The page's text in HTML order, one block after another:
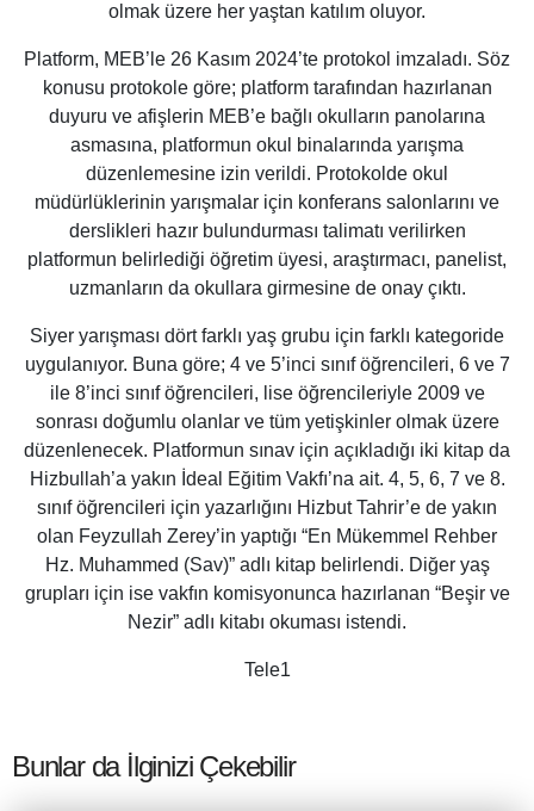
olmak üzere her yaştan katılım oluyor.
Platform, MEB’le 26 Kasım 2024’te protokol imzaladı. Söz
konusu protokole göre; platform tarafından hazırlanan
duyuru ve afişlerin MEB’e bağlı okulların panolarına
asmasına, platformun okul binalarında yarışma
düzenlemesine izin verildi. Protokolde okul
müdürlüklerinin yarışmalar için konferans salonlarını ve
derslikleri hazır bulundurması talimatı verilirken
platformun belirlediği öğretim üyesi, araştırmacı, panelist,
uzmanların da okullara girmesine de onay çıktı.
Siyer yarışması dört farklı yaş grubu için farklı kategoride
uygulanıyor. Buna göre; 4 ve 5’inci sınıf öğrencileri, 6 ve 7
ile 8’inci sınıf öğrencileri, lise öğrencileriyle 2009 ve
sonrası doğumlu olanlar ve tüm yetişkinler olmak üzere
düzenlenecek. Platformun sınav için açıkladığı iki kitap da
Hizbullah’a yakın İdeal Eğitim Vakfı’na ait. 4, 5, 6, 7 ve 8.
sınıf öğrencileri için yazarlığını Hizbut Tahrir’e de yakın
olan Feyzullah Zerey’in yaptığı “En Mükemmel Rehber
Hz. Muhammed (Sav)” adlı kitap belirlendi. Diğer yaş
grupları için ise vakfın komisyonunca hazırlanan “Beşir ve
Nezir” adlı kitabı okuması istendi.
Tele1
Bunlar da İlginizi Çekebilir